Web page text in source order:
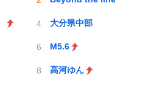
大分県中部
M5.6
高河ゆん